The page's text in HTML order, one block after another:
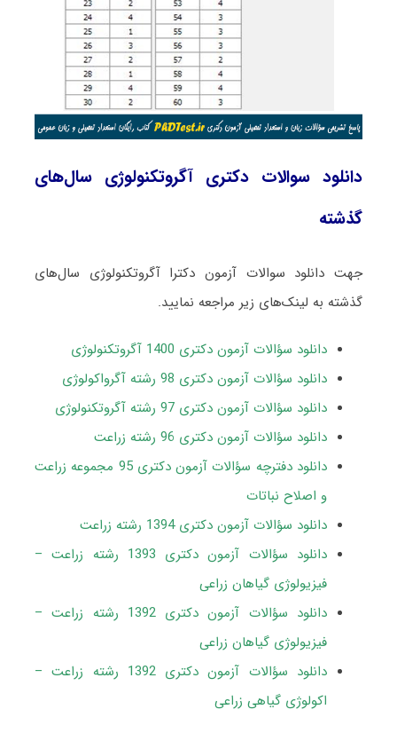
دانلود سوالات دکتری آگروتکنولوژی سال‌های
گذشته
جهت دانلود سوالات آزمون دکترا آگروتکنولوژی سال‌های
گذشته به لینک‌های زیر مراجعه نمایید.
دانلود سؤالات آزمون دکتری 1400 آگروتکنولوژی
دانلود سؤالات آزمون دکتری 98 رشته آگرواکولوژی
دانلود سؤالات آزمون دکتری 97 رشته آﮔﺮوﺗﻜﻨﻮﻟﻮژی
دانلود سؤالات آزمون دکتری 96 رشته زراعت
دانلود دفترچه سؤالات آزمون دکتری 95 مجموعه زراعت
و اصلاح نباتات
دانلود سؤالات آزمون دکتری 1394 رشته زراعت
دانلود سؤالات آزمون دکتری 1393 رشته زراعت –
فیزیولوژی گیاهان زراعی
دانلود سؤالات آزمون دکتری 1392 رشته زراعت –
فیزیولوژی گیاهان زراعی
دانلود سؤالات آزمون دکتری 1392 رشته زراعت –
اکولوژی گیاهی زراعی